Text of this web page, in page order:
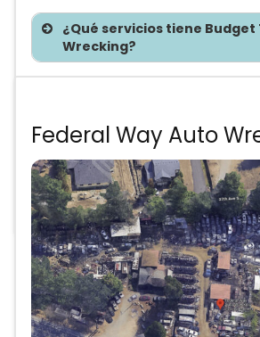
¿Qué servicios tiene Budget
Wrecking?
Precios de
Federal Way Auto